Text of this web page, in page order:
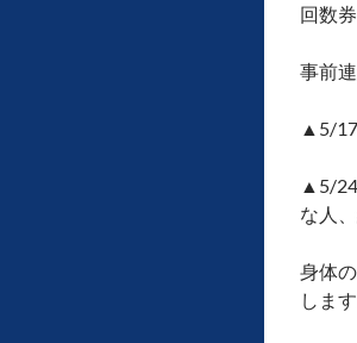
回数
事前
▲5/
▲5/
な人
身体
します